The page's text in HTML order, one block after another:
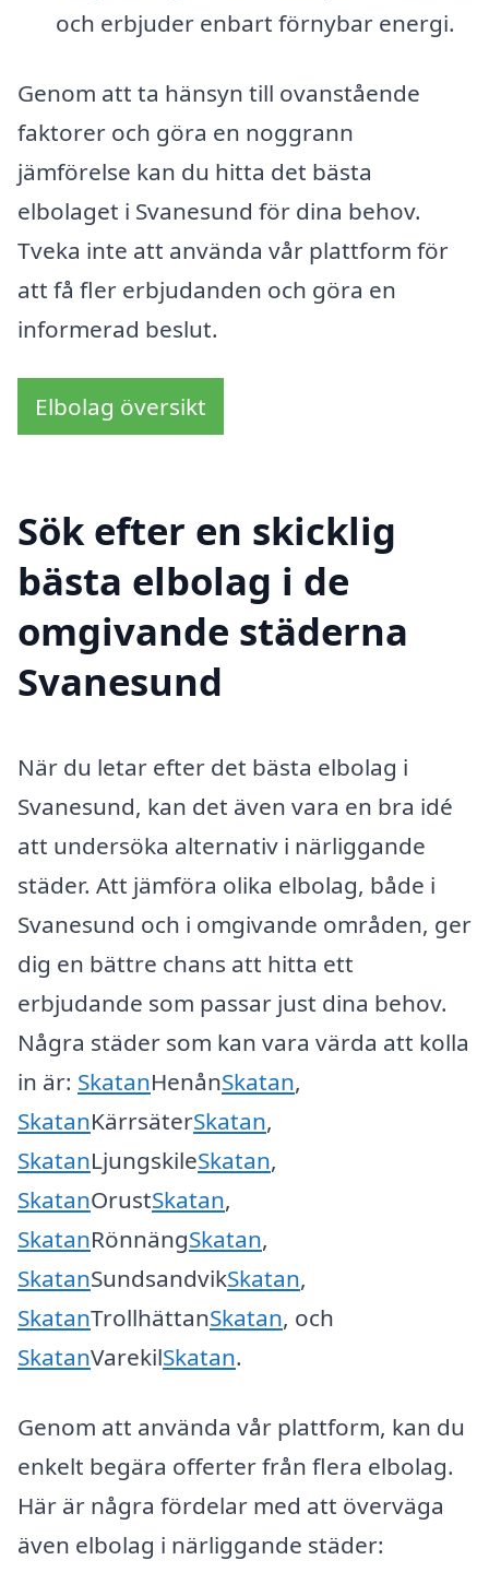
och erbjuder enbart förnybar energi.
Genom att ta hänsyn till ovanstående
faktorer och göra en noggrann
jämförelse kan du hitta det bästa
elbolaget i Svanesund för dina behov.
Tveka inte att använda vår plattform för
att få fler erbjudanden och göra en
informerad beslut.
Elbolag översikt
Sök efter en skicklig
bästa elbolag i de
omgivande städerna
Svanesund
När du letar efter det bästa elbolag i
Svanesund, kan det även vara en bra idé
att undersöka alternativ i närliggande
städer. Att jämföra olika elbolag, både i
Svanesund och i omgivande områden, ger
dig en bättre chans att hitta ett
erbjudande som passar just dina behov.
Några städer som kan vara värda att kolla
in är: SkatanHenånSkatan,
SkatanKärrsäterSkatan,
SkatanLjungskileSkatan,
SkatanOrustSkatan,
SkatanRönnängSkatan,
SkatanSundsandvikSkatan,
SkatanTrollhättanSkatan, och
SkatanVarekilSkatan.
Genom att använda vår plattform, kan du
enkelt begära offerter från flera elbolag.
Här är några fördelar med att överväga
även elbolag i närliggande städer: